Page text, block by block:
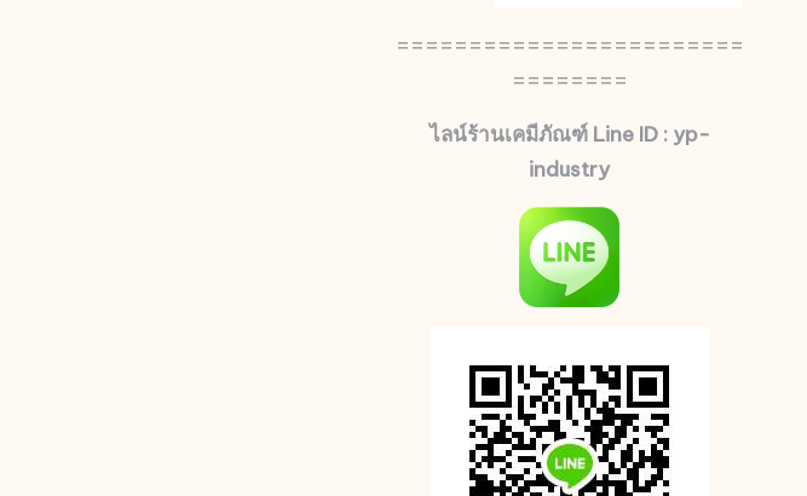
========================
========
ไลน์ร้านเคมีภัณฑ์ Line ID : yp-
industry